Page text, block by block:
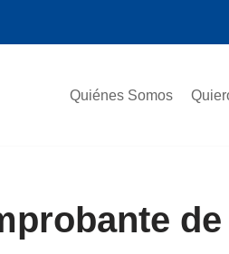
Quiénes Somos